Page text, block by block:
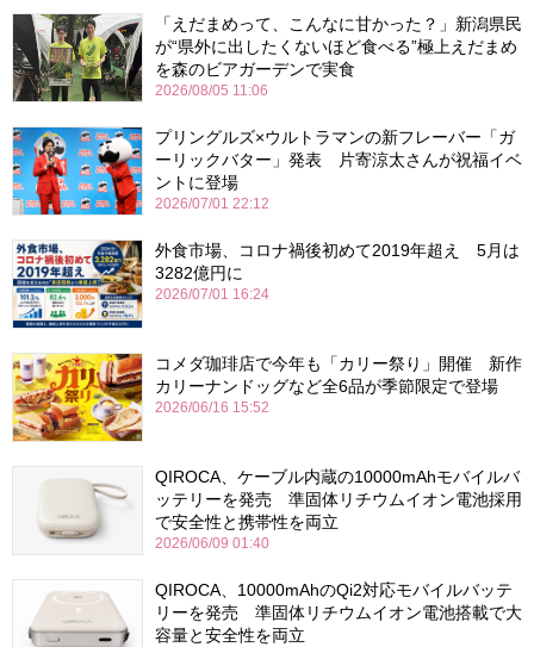
「えだまめって、こんなに甘かった？」新潟県民
が“県外に出したくないほど食べる”極上えだまめ
を森のビアガーデンで実食
2026/08/05 11:06
プリングルズ×ウルトラマンの新フレーバー「ガ
ーリックバター」発表 片寄涼太さんが祝福イベ
ントに登場
2026/07/01 22:12
外食市場、コロナ禍後初めて2019年超え 5月は
3282億円に
2026/07/01 16:24
コメダ珈琲店で今年も「カリー祭り」開催 新作
カリーナンドッグなど全6品が季節限定で登場
2026/06/16 15:52
QIROCA、ケーブル内蔵の10000mAhモバイルバ
ッテリーを発売 準固体リチウムイオン電池採用
で安全性と携帯性を両立
2026/06/09 01:40
QIROCA、10000mAhのQi2対応モバイルバッテ
リーを発売 準固体リチウムイオン電池搭載で大
容量と安全性を両立